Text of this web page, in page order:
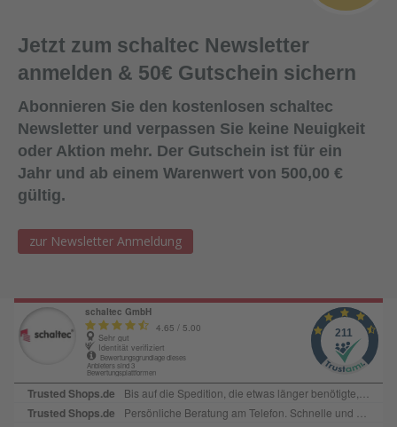
Jetzt zum schaltec Newsletter
anmelden & 50€ Gutschein sichern
Abonnieren Sie den kostenlosen schaltec
Newsletter und verpassen Sie keine Neuigkeit
oder Aktion mehr. Der Gutschein ist für ein
Jahr und ab einem Warenwert von 500,00 €
gültig.
zur Newsletter Anmeldung